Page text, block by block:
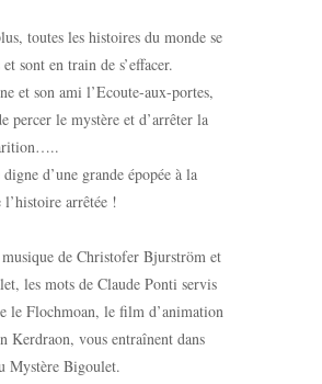
toutes les histoires du monde se
sont en train de s’effacer.
et son ami l’Ecoute-aux-portes,
percer le mystère et d’arrêter la
d’une grande épopée à la
l’histoire arrêtée !
de Christofer Bjurström et
les mots de Claude Ponti servis
le Flochmoan, le film d’animation
Kerdraon, vous entraînent dans
Mystère Bigoulet.